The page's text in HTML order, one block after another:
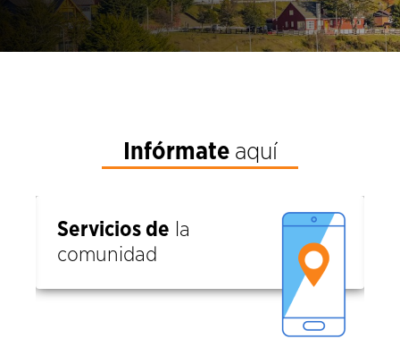
Infórmate aquí
Servicios de la
comunidad